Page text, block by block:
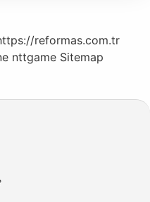
reformas.com.tr
nttgame Sitemap